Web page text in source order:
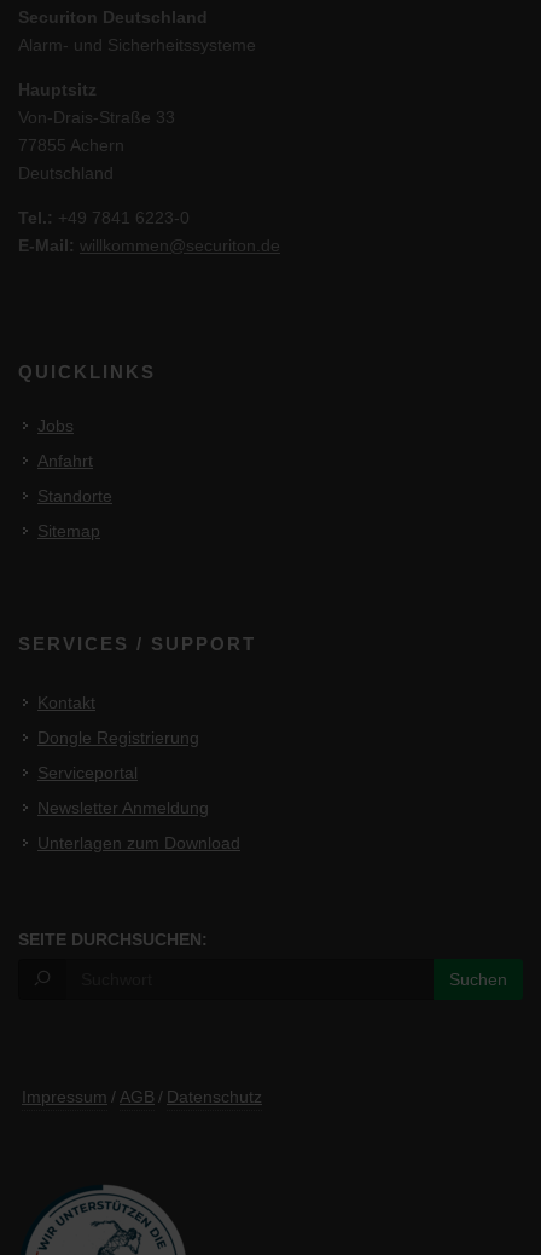
Securiton Deutschland
Alarm- und Sicherheitssysteme
Hauptsitz
Von-Drais-Straße 33
77855 Achern
Deutschland
Tel.: +49 7841 6223-0
E-Mail: willkommen@securiton.de
QUICKLINKS
Jobs
Anfahrt
Standorte
Sitemap
SERVICES / SUPPORT
Kontakt
Dongle Registrierung
Serviceportal
Newsletter Anmeldung
Unterlagen zum Download
SEITE DURCHSUCHEN:
Impressum / AGB / Datenschutz